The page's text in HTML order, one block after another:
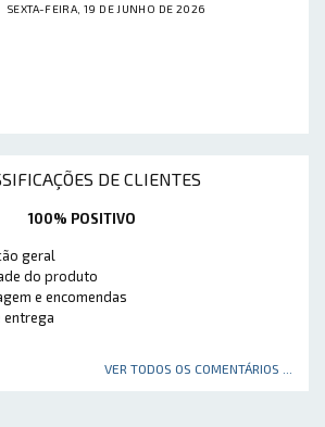
SEXTA-FEIRA, 19 DE JUNHO DE 2026
DE CLIENTES
100% POSITIVO
geral
do produto
e encomendas
entrega
VER TODOS OS COMENTÁRIOS ...